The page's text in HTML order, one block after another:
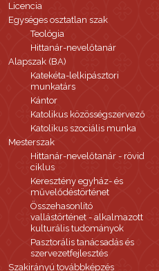
Licencia
Egységes osztatlan szak
Teológia
Hittanár-nevelőtanár
Alapszak (BA)
Katekéta-lelkipásztori
munkatárs
Kántor
Katolikus közösségszervező
Katolikus szociális munka
Mesterszak
Hittanár-nevelőtanár - rövid
ciklus
Keresztény egyház- és
művelődéstörténet
Összehasonlító
vallástörténet - alkalmazott
kulturális tudományok
Pasztorális tanácsadás és
szervezetfejlesztés
Szakirányú továbbképzés